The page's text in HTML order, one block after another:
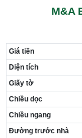
Cần thuê
Cần thuê
Cần thuê
Cần thuê
Cần thuê
Cần thuê
Cần thuê
Cần thuê
M&A
Giá tiền
Diện tích
Giấy tờ
Chiều dọc
Chiều ngang
Đường trước nhà